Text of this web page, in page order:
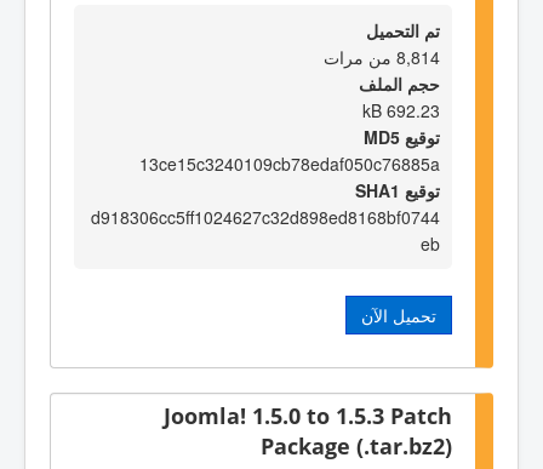
تم التحميل
8,814 من مرات
حجم الملف
692.23 kB
توقيع MD5
13ce15c3240109cb78edaf050c76885a
توقيع SHA1
d918306cc5ff1024627c32d898ed8168bf0744
eb
تحميل الآن
Joomla! 1.5.0 to 1.5.3 Patch
Package (.tar.bz2)